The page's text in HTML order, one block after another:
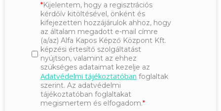
Kijelentem, hogy a regisztrációs
kérdőív kitöltésével, önként és
kifejezetten hozzájárulok ahhoz, hogy
az általam megadott e-mail címre
(a/az) Alfa Kapos Képző Központ Kft.
képzési értesítő szolgáltatást
nyújtson, valamint az ehhez
szükséges adataimat kezelje az
Adatvédelmi tájékoztatóban foglaltak
szerint. Az adatvédelmi
tájékoztatóban foglaltakat
megismertem és elfogadom.